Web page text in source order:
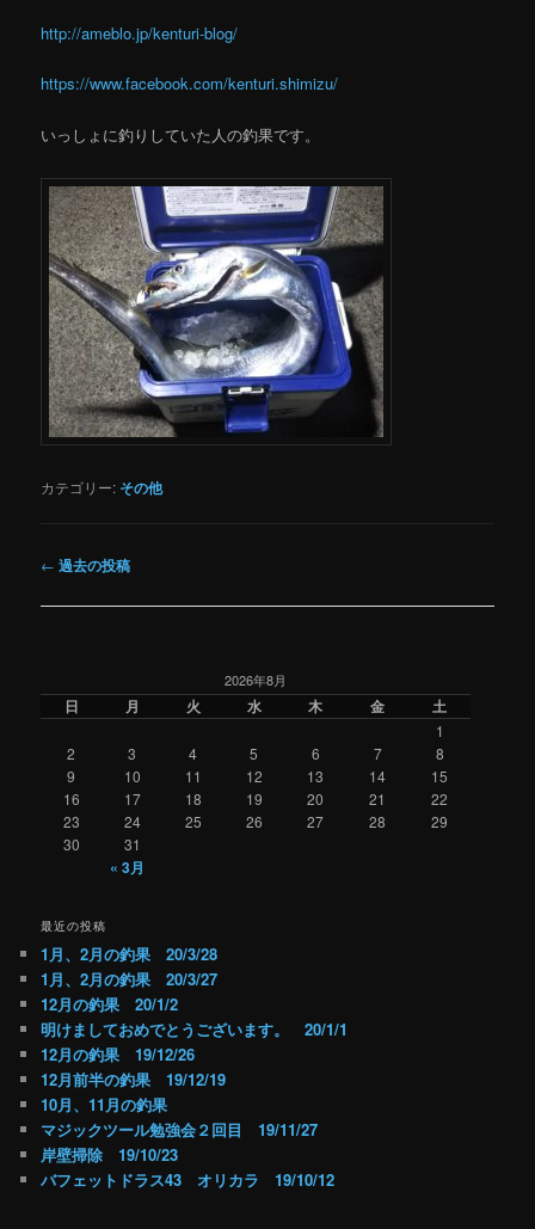
http://ameblo.jp/kenturi-blog/
https://www.facebook.com/kenturi.shimizu/
いっしょに釣りしていた人の釣果です。
カテゴリー: その他
投
ナ
シ
← 過去の投稿
2026年8月
日 月 火 水 木 金 土
1
2
3 4 5 6 7
8
9
10 11 12 13 14
15
16
17 18 19 20 21
22
23
24 25 26 27 28
29
30
31
« 3月
最近の投稿
1月、2月の釣果 20/3/28
1月、2月の釣果 20/3/27
12月の釣果 20/1/2
明けましておめでとうございます。 20/1/1
12月の釣果 19/12/26
12月前半の釣果 19/12/19
10月、11月の釣果
マジックツール勉強会２回目 19/11/27
岸壁掃除 19/10/23
バフェットドラス43 オリカラ 19/10/12